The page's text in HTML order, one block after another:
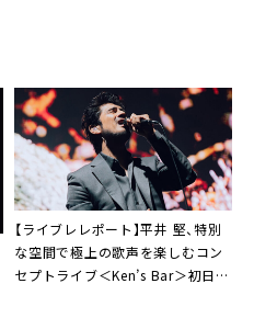
【ライブレレポート】平井 堅、特別
な空間で極上の歌声を楽しむコン
セプトライブ＜Ken’s Bar＞初日公